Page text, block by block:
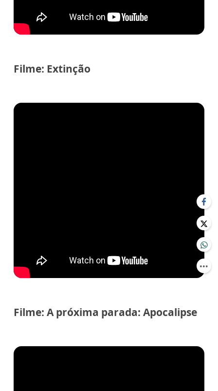
Filme: Extinção
Filme: A próxima parada: Apocalipse